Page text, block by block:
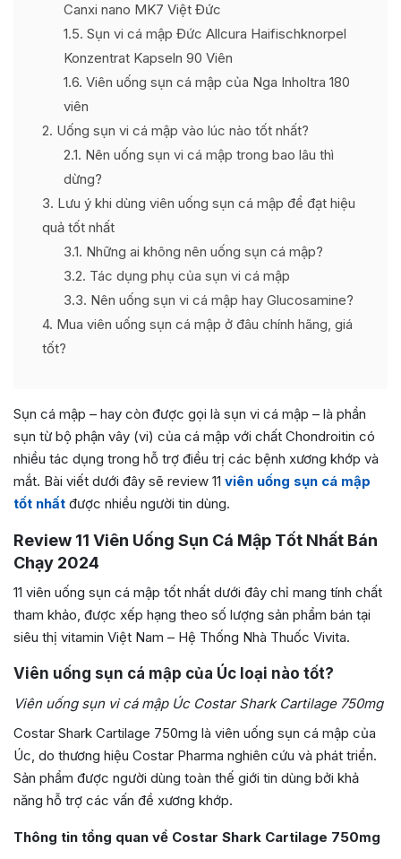
Canxi nano MK7 Việt Đức
1.5 Sụn vi cá mập Đức Allcura Haifischknorpel
Konzentrat Kapseln 90 Viên
1.6 Viên uống sụn cá mập của Nga Inholtra 180
viên
2 Uống sụn vi cá mập vào lúc nào tốt nhất?
2.1 Nên uống sụn vi cá mập trong bao lâu thì
dừng?
3 Lưu ý khi dùng viên uống sụn cá mập để đạt hiệu
quả tốt nhất
3.1 Những ai không nên uống sụn cá mập?
3.2 Tác dụng phụ của sụn vi cá mập
3.3 Nên uống sụn vi cá mập hay Glucosamine?
4 Mua viên uống sụn cá mập ở đâu chính hãng, giá
tốt?
Sụn cá mập – hay còn được gọi là sụn vi cá mập – là phần
sụn từ bộ phận vây (vi) của cá mập với chất Chondroitin có
nhiều tác dụng trong hỗ trợ điều trị các bệnh xương khớp và
mắt. Bài viết dưới đây sẽ review 11 viên uống sụn cá mập
tốt nhất được nhiều người tin dùng.
Review 11 Viên Uống Sụn Cá Mập Tốt Nhất Bán
Chạy 2024
11 viên uống sụn cá mập tốt nhất dưới đây chỉ mang tính chất
tham khảo, được xếp hạng theo số lượng sản phẩm bán tại
siêu thị vitamin Việt Nam – Hệ Thống Nhà Thuốc Vivita.
Viên uống sụn cá mập của Úc loại nào tốt?
Viên uống sụn vi cá mập Úc Costar Shark Cartilage 750mg
Costar Shark Cartilage 750mg là viên uống sụn cá mập của
Úc, do thương hiệu Costar Pharma nghiên cứu và phát triển.
Sản phẩm được người dùng toàn thế giới tin dùng bởi khả
năng hỗ trợ các vấn đề xương khớp.
Thông tin tổng quan về Costar Shark Cartilage 750mg